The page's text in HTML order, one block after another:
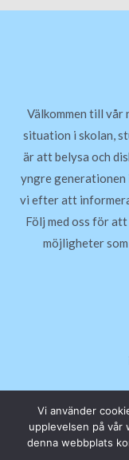
Välkommen till vår
situation i skolan,
är att belysa och
yngre
vi efter att
Följ med oss för
möjligheter
Vi använder
upplevelsen på vår
denna webbplats